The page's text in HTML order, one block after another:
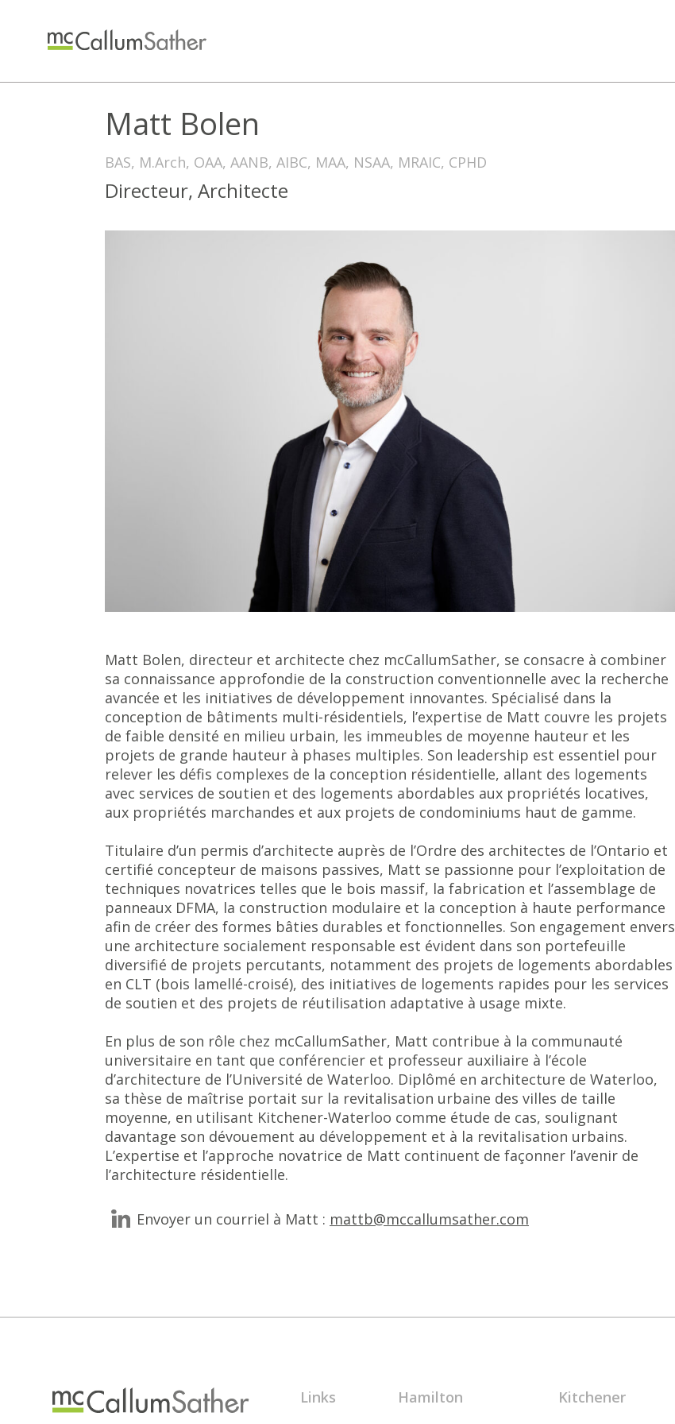
Matt Bolen
BAS, M.Arch, OAA, AANB, AIBC, MAA, NSAA, MRAIC, CPHD
Directeur, Architecte
Matt Bolen, directeur et architecte chez mcCallumSather, se consacre à combiner
sa connaissance approfondie de la construction conventionnelle avec la recherche
avancée et les initiatives de développement innovantes. Spécialisé dans la
conception de bâtiments multi-résidentiels, l’expertise de Matt couvre les projets
de faible densité en milieu urbain, les immeubles de moyenne hauteur et les
projets de grande hauteur à phases multiples. Son leadership est essentiel pour
relever les défis complexes de la conception résidentielle, allant des logements
avec services de soutien et des logements abordables aux propriétés locatives,
aux propriétés marchandes et aux projets de condominiums haut de gamme.
Titulaire d’un permis d’architecte auprès de l’Ordre des architectes de l’Ontario et
certifié concepteur de maisons passives, Matt se passionne pour l’exploitation de
techniques novatrices telles que le bois massif, la fabrication et l’assemblage de
panneaux DFMA, la construction modulaire et la conception à haute performance
afin de créer des formes bâties durables et fonctionnelles. Son engagement envers
une architecture socialement responsable est évident dans son portefeuille
diversifié de projets percutants, notamment des projets de logements abordables
en CLT (bois lamellé-croisé), des initiatives de logements rapides pour les services
de soutien et des projets de réutilisation adaptative à usage mixte.
En plus de son rôle chez mcCallumSather, Matt contribue à la communauté
universitaire en tant que conférencier et professeur auxiliaire à l’école
d’architecture de l’Université de Waterloo. Diplômé en architecture de Waterloo,
sa thèse de maîtrise portait sur la revitalisation urbaine des villes de taille
moyenne, en utilisant Kitchener-Waterloo comme étude de cas, soulignant
davantage son dévouement au développement et à la revitalisation urbains.
L’expertise et l’approche novatrice de Matt continuent de façonner l’avenir de
l’architecture résidentielle.
Envoyer un courriel à Matt : mattb@mccallumsather.com
Links Hamilton Kitchener